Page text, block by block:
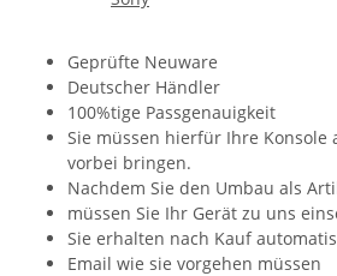
Geprüfte Neuware
Deutscher Händler
100%tige Passgenauigkeit
Sie müssen hierfür Ihre Konsole
vorbei bringen.
Nachdem Sie den Umbau als
müssen Sie Ihr Gerät zu uns
Sie erhalten nach Kauf
Email wie sie vorgehen müssen